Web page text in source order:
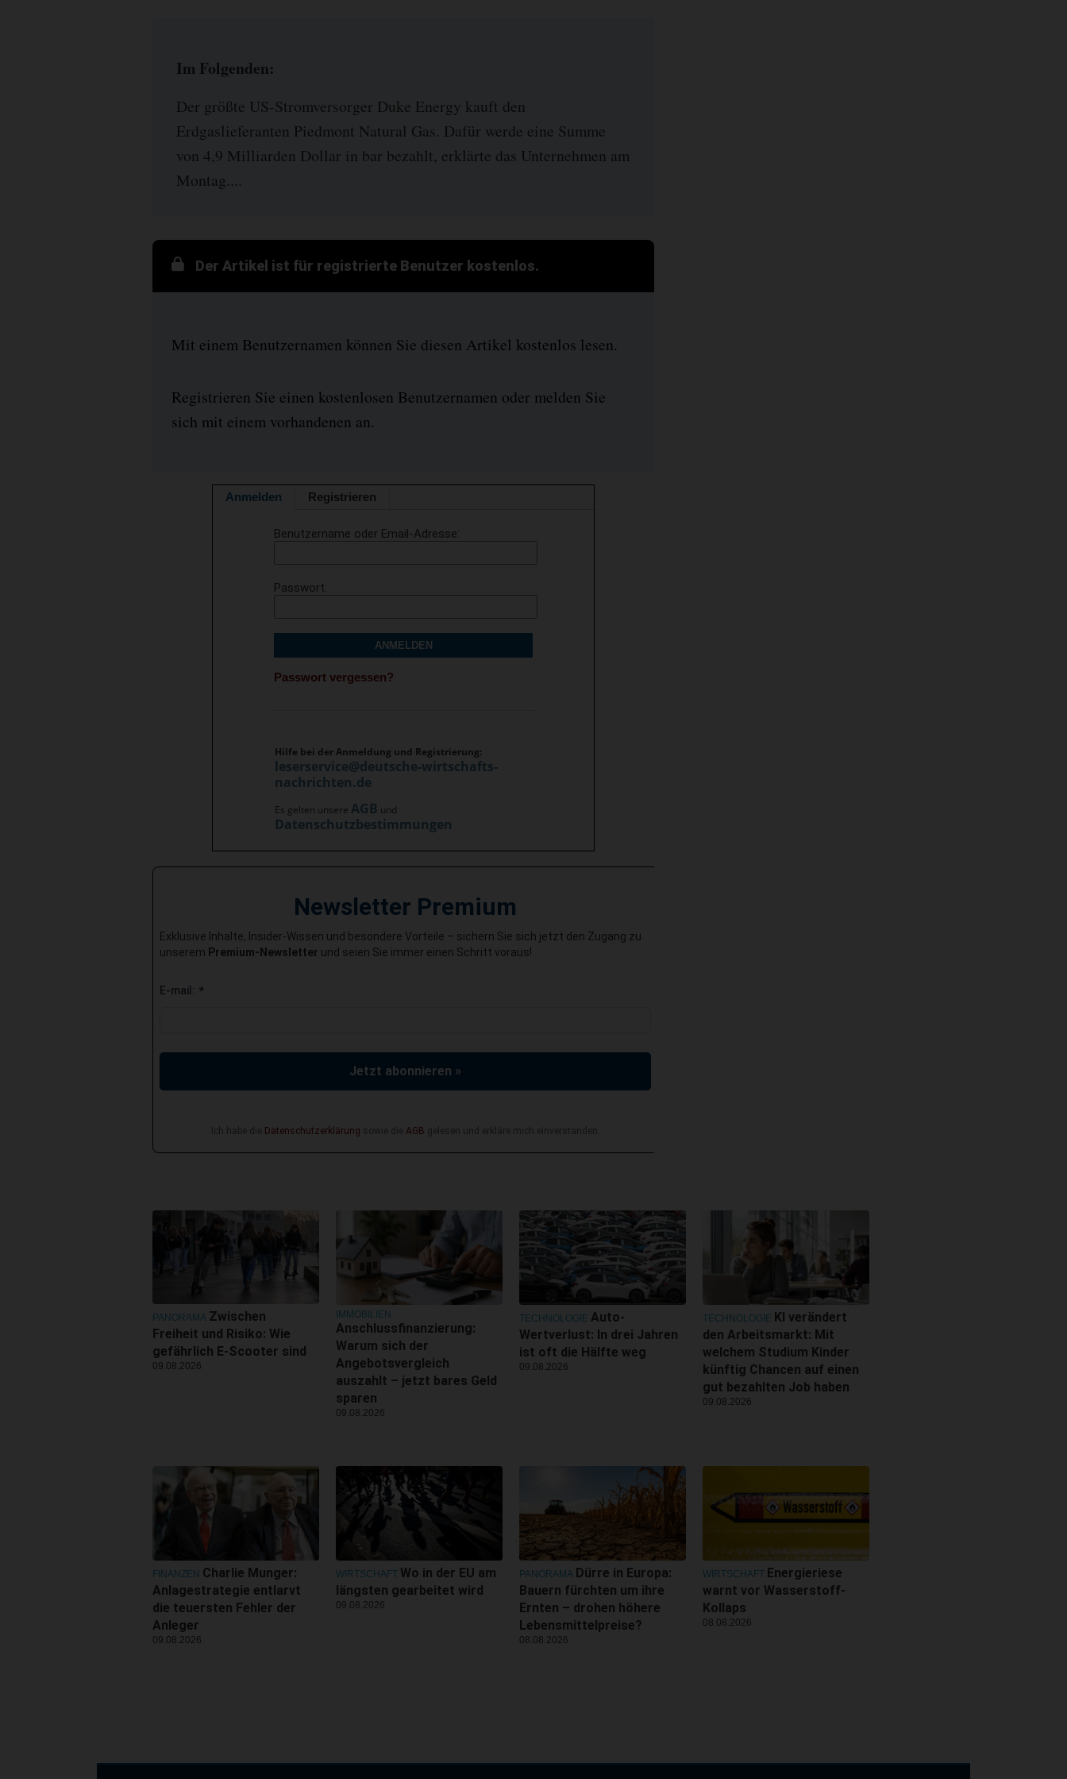
Im Folgenden:
Der größte US-Stromversorger Duke Energy kauft den
Erdgaslieferanten Piedmont Natural Gas. Dafür werde eine Summe
von 4,9 Milliarden Dollar in bar bezahlt, erklärte das Unternehmen am
Montag....
Der Artikel ist für registrierte Benutzer kostenlos.
Mit einem Benutzernamen können Sie diesen Artikel kostenlos lesen.
Registrieren Sie einen kostenlosen Benutzernamen oder melden Sie
sich mit einem vorhandenen an.
Anmelden Registrieren
Benutzername oder Email-Adresse
Passwort
ANMELDEN
Passwort vergessen?
Hilfe bei der Anmeldung und Registrierung:
leserservice@deutsche-wirtschafts-
nachrichten.de
Es gelten unsere AGB und
Datenschutzbestimmungen
Newsletter Premium
Exklusive Inhalte, Insider-Wissen und besondere Vorteile – sichern Sie sich jetzt den Zugang zu
unserem Premium-Newsletter und seien Sie immer einen Schritt voraus!
E-mail: *
Jetzt abonnieren »
Ich habe die Datenschutzerklärung sowie die AGB gelesen und erkläre mich einverstanden.
PANORAMA Zwischen
Freiheit und Risiko: Wie
gefährlich E-Scooter sind
09.08.2026
IMMOBILIEN
Anschlussfinanzierung:
Warum sich der
Angebotsvergleich
auszahlt – jetzt bares Geld
sparen
09.08.2026
TECHNOLOGIE Auto-
Wertverlust: In drei Jahren
ist oft die Hälfte weg
09.08.2026
TECHNOLOGIE KI verändert
den Arbeitsmarkt: Mit
welchem Studium Kinder
künftig Chancen auf einen
gut bezahlten Job haben
09.08.2026
FINANZEN Charlie Munger:
Anlagestrategie entlarvt
die teuersten Fehler der
Anleger
09.08.2026
WIRTSCHAFT Wo in der EU am
längsten gearbeitet wird
09.08.2026
PANORAMA Dürre in Europa:
Bauern fürchten um ihre
Ernten – drohen höhere
Lebensmittelpreise?
08.08.2026
WIRTSCHAFT Energieriese
warnt vor Wasserstoff-
Kollaps
08.08.2026